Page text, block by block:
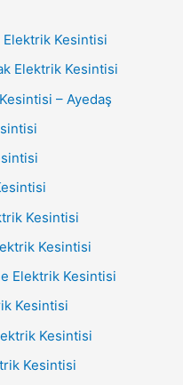
Elektrik Kesintisi
Elektrik Kesintisi
– Ayedaş
Kesintisi
Kesintisi
Elektrik Kesintisi
Kesintisi
Kesintisi
Kesintisi